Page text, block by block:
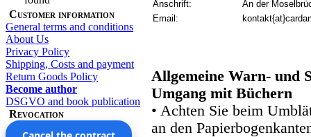
Customer information
General terms and conditions
About Us
Privacy Policy
Shipping, Costs and payment
Return Goods Policy
Become author
DSGVO and book publication
Revocation
Anschrift:
An der
Email:
Allgemeine Warn- und
Umgang mit Büchern
• Achten Sie beim
an den